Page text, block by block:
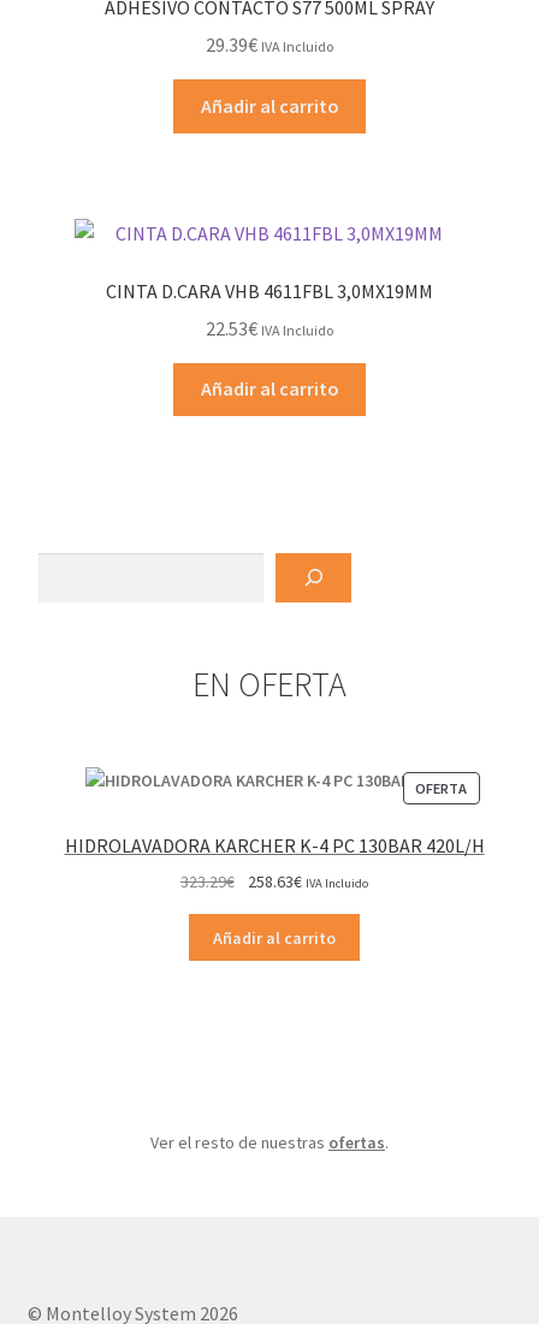
ADHESIVO CONTACTO S77 500ML SPRAY
29.39€ IVA Incluido
Añadir al carrito
CINTA D.CARA VHB 4611FBL 3,0MX19MM
22.53€ IVA Incluido
Añadir al carrito
EN OFERTA
OFERTA
EN
HIDROLAVADORA KARCHER K-4 PC 130BAR 420L/H
323.29€
original
era:
258.63€El
actual
es:
IVA Incluido
Añadir al carrito
Ver el resto de nuestras ofertas.
© Montelloy System 2026